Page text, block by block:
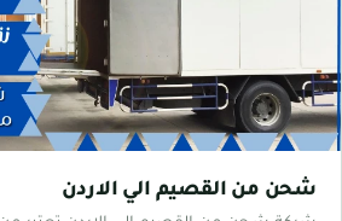
شحن من القصيم الي الاردن